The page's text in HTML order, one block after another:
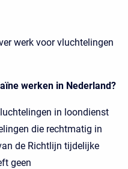
werk voor vluchtelingen
werken in Nederland?
in loondienst
die rechtmatig in
de Richtlijn tijdelijke
geen